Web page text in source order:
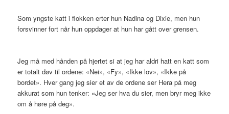
Som yngste katt i flokken erter hun Nadina og Dixie, men hun
forsvinner fort når hun oppdager at hun har gått over grensen.
Jeg må med hånden på hjertet si at jeg har aldri hatt en katt som
er totalt døv til ordene: «Nei», «Fy», «Ikke lov», «Ikke på
bordet». Hver gang jeg sier et av de ordene ser Hera på meg
akkurat som hun tenker: «Jeg ser hva du sier, men bryr meg ikke
om å høre på deg».